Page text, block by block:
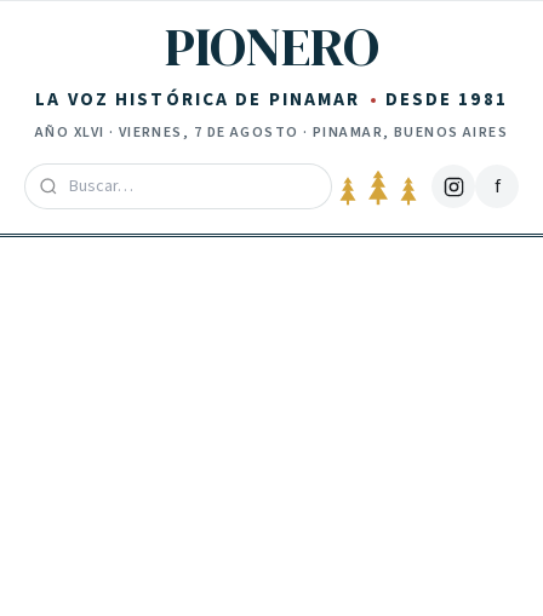
PIONERO
LA VOZ HISTÓRICA DE PINAMAR DESDE 1981
AÑO XLVI · VIERNES, 7 DE AGOSTO · PINAMAR, BUENOS AIRES
f